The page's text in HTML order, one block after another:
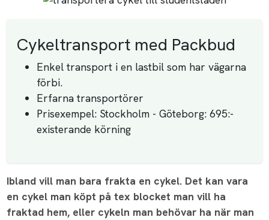
Cykeltransport med Packbud
Enkel transport i en lastbil som har vägarna
förbi.
Erfarna transportörer
Prisexempel: Stockholm - Göteborg: 695:-
existerande körning
Ibland vill man bara frakta en cykel. Det kan vara
en cykel man köpt på tex blocket man vill ha
fraktad hem, eller cykeln man behövar ha när man